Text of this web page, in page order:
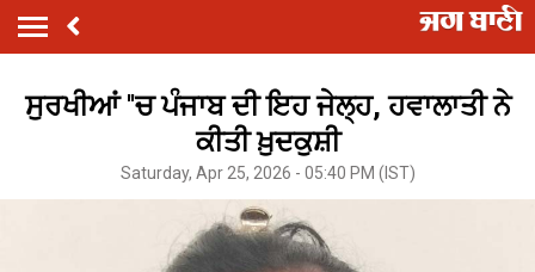
ਸੁਰਖੀਆਂ ''ਚ ਪੰਜਾਬ ਦੀ ਇਹ ਜੇਲ੍ਹ, ਹਵਾਲਾਤੀ ਨੇ
ਕੀਤੀ ਖ਼ੁਦਕੁਸ਼ੀ
Saturday, Apr 25, 2026 - 05:40 PM (IST)